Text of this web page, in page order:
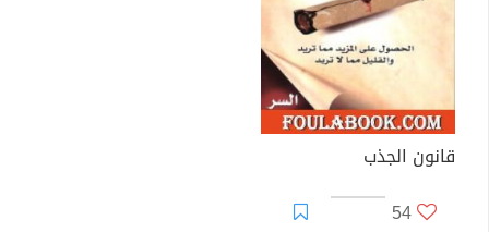
قانون الجذب
54